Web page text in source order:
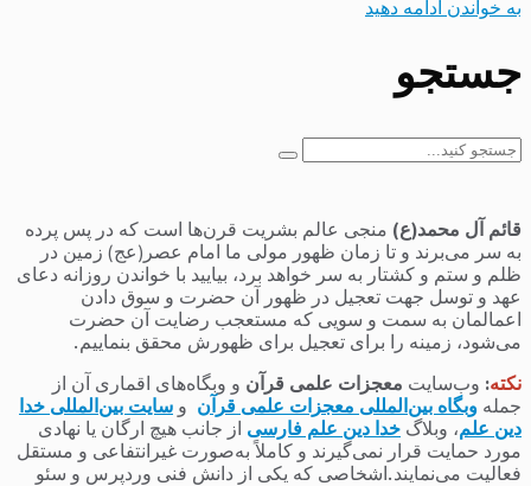
به خواندن ادامه دهید
جستجو
جستجو
قائم آل محمد(ع) منجی عالم بشریت قرن‌ها است که در پس پرده
به سر می‌برند و تا زمان ظهور مولی ما امام عصر(عج) زمین در
ظلم و ستم و کشتار به سر خواهد برد، بیایید با خواندن روزانه دعای
عهد و توسل جهت تعجیل در ظهور آن حضرت و سوق دادن
اعمالمان به سمت و سویی که مستعجب رضایت آن حضرت
می‌شود، زمینه را برای تعجیل برای ظهورش محقق بنماییم.
نکته: وب‌سایت معجزات علمی قرآن و وبگاه‌های اقماری آن از
جمله وبگاه بین‌المللی معجزات علمی قرآن و سایت بین‌المللی خدا
دین علم، وبلاگ خدا دین علم فارسی از جانب هیچ ارگان یا نهادی
مورد حمایت قرار نمی‌گیرند و کاملاً به‌صورت غیرانتفاعی و مستقل
فعالیت می‌نمایند.اشخاصی که یکی از دانش فنی وردپرس و سئو